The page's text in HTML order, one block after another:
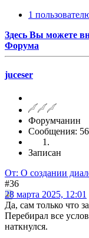
1
Здесь Вы можете
Форума
juceser
Форумчанин
Сообщения: 56
Записан
От: О создании
#36
28 марта 2025, 12:01
Да, сам только что
Перебирал все
наткнулся.